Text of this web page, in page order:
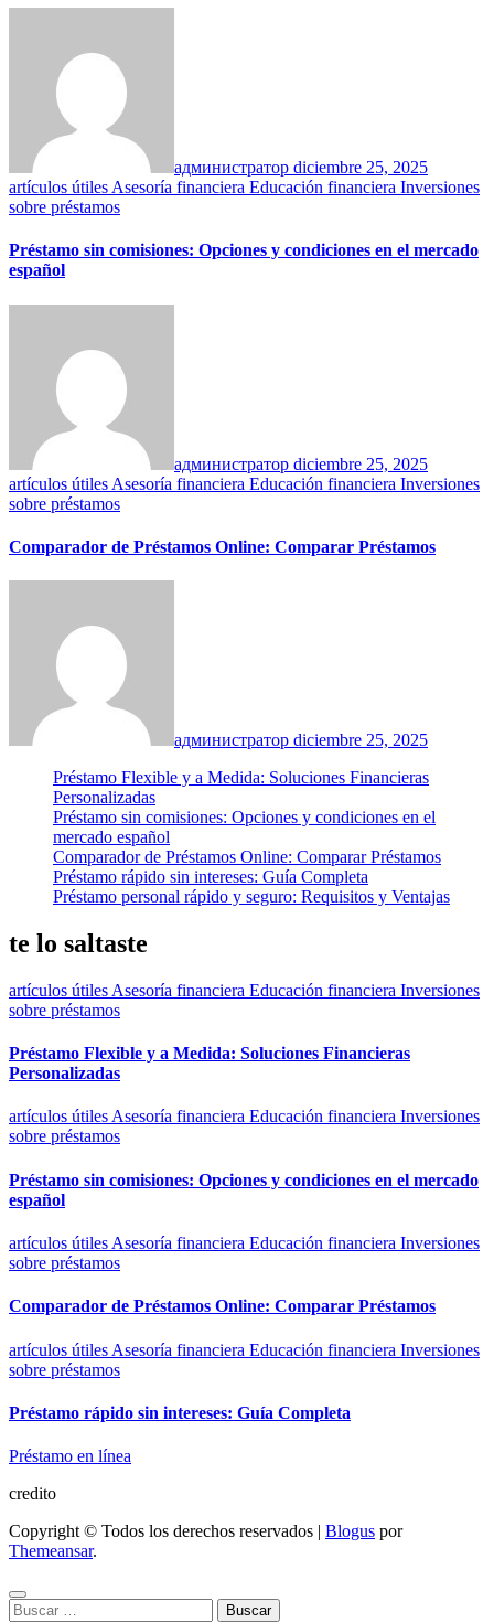
администратор diciembre 25, 2025
artículos útiles Asesoría financiera Educación financiera Inversiones
sobre préstamos
Préstamo sin comisiones: Opciones y condiciones en el mercado
español
администратор diciembre 25, 2025
artículos útiles Asesoría financiera Educación financiera Inversiones
sobre préstamos
Comparador de Préstamos Online: Comparar Préstamos
администратор diciembre 25, 2025
Préstamo Flexible y a Medida: Soluciones Financieras
Personalizadas
Préstamo sin comisiones: Opciones y condiciones en el
mercado español
Comparador de Préstamos Online: Comparar Préstamos
Préstamo rápido sin intereses: Guía Completa
Préstamo personal rápido y seguro: Requisitos y Ventajas
te lo saltaste
artículos útiles Asesoría financiera Educación financiera Inversiones
sobre préstamos
Préstamo Flexible y a Medida: Soluciones Financieras
Personalizadas
artículos útilesAsesoría financiera Educación financiera Inversiones
sobre préstamos
Préstamo sin comisiones: Opciones y condiciones en el mercado
español
artículos útiles Asesoría financiera Educación financiera Inversiones
sobre préstamos
Comparador de Préstamos Online: Comparar Préstamos
artículos útiles Asesoría financiera Educación financiera Inversiones
sobre préstamos
Préstamo rápido sin intereses: Guía Completa
Préstamo en línea
credito
Copyright © Todos los derechos reservados | Blogus por
Themeansar.
Buscar: